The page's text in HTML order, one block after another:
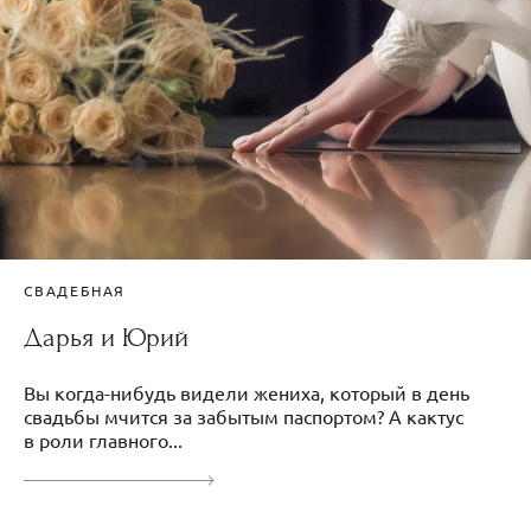
СВАДЕБНАЯ
Дарья и Юрий
Вы когда-нибудь видели жениха, который в день
свадьбы мчится за забытым паспортом? А кактус
в роли главного...